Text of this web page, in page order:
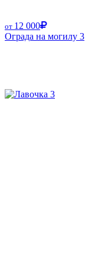
от 12 000
Ограда на могилу 3